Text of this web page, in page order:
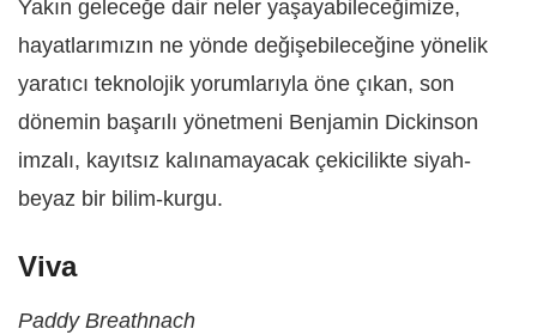
Yakın geleceğe dair neler yaşayabileceğimize,
hayatlarımızın ne yönde değişebileceğine yönelik
yaratıcı teknolojik yorumlarıyla öne çıkan, son
dönemin başarılı yönetmeni Benjamin Dickinson
imzalı, kayıtsız kalınamayacak çekicilikte siyah-
beyaz bir bilim-kurgu.
Viva
Paddy Breathnach